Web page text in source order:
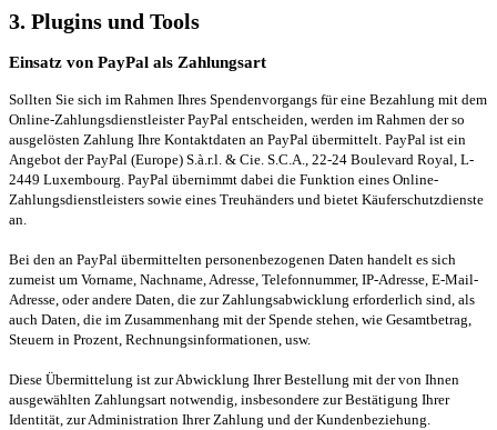
3. Plugins und Tools
Einsatz von PayPal als Zahlungsart
Sollten Sie sich im Rahmen Ihres Spendenvorgangs für eine Bezahlung mit dem
Online-Zahlungsdienstleister PayPal entscheiden, werden im Rahmen der so
ausgelösten Zahlung Ihre Kontaktdaten an PayPal übermittelt. PayPal ist ein
Angebot der PayPal (Europe) S.à.r.l. & Cie. S.C.A., 22-24 Boulevard Royal, L-
2449 Luxembourg. PayPal übernimmt dabei die Funktion eines Online-
Zahlungsdienstleisters sowie eines Treuhänders und bietet Käuferschutzdienste
an.
Bei den an PayPal übermittelten personenbezogenen Daten handelt es sich
zumeist um Vorname, Nachname, Adresse, Telefonnummer, IP-Adresse, E-Mail-
Adresse, oder andere Daten, die zur Zahlungsabwicklung erforderlich sind, als
auch Daten, die im Zusammenhang mit der Spende stehen, wie Gesamtbetrag,
Steuern in Prozent, Rechnungsinformationen, usw.
Diese Übermittelung ist zur Abwicklung Ihrer Bestellung mit der von Ihnen
ausgewählten Zahlungsart notwendig, insbesondere zur Bestätigung Ihrer
Identität, zur Administration Ihrer Zahlung und der Kundenbeziehung.